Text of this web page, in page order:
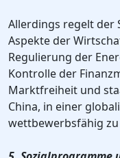
Allerdings regelt der
Aspekte der
Regulierung der
Kontrolle der
Marktfreiheit und
China, in einer
wettbewerbsfähig zu